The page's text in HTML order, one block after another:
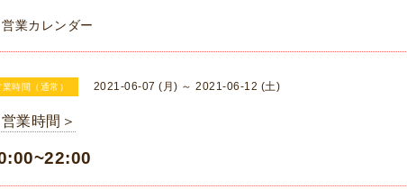
営業カレンダー
業時間（通常） 2021-06-07 (月) ～ 2021-06-12 (土)
営業時間＞